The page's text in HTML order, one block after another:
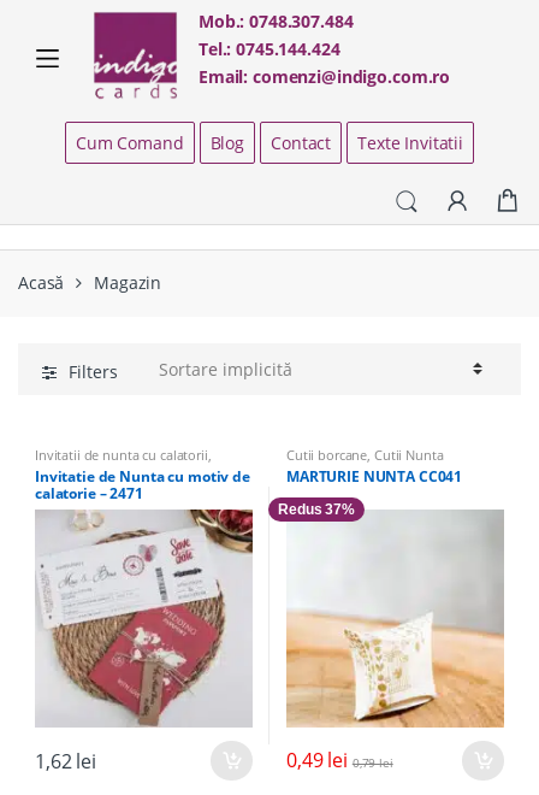
navigation
content
Mob.:0748.307.484
Tel.:0745.144.424
Email:comenzi@indigo.com.ro
Cum Comand Blog Contact Texte Invitatii
Acasă Magazin
Filters
Invitatii de nunta cu calatorii,
Invitatii haioase Invitatii Nunta
Invitatii nunta 2026
Invitatie de Nunta cu motiv de
calatorie – 2471
1,62lei
Cutii borcane, Cutii Nunta
MARTURIE NUNTA CC041
Redus 37%
0,49lei 0,79lei